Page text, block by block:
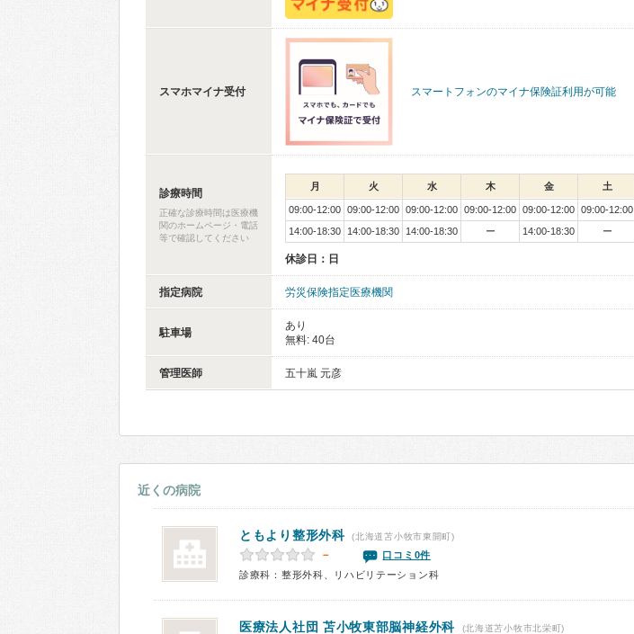
スマホマイナ受付 スマートフォンのマイナ保険証利用が可能
診療時間
正確な診療時間は医療機
関のホームページ・電話
等で確認してください
月 火 水 木 金 土
09:00-12:00 09:00-12:00 09:00-12:00 09:00-12:00 09:00-12:00 09:00-12:00
14:00-18:30
14:00-18:30 14:00-18:30 ー 14:00-18:30 ー
休診日：日
指定病院 労災保険指定医療機関
駐車場
あり
無料: 40台
管理医師 五十嵐 元彦
近くの病院
ともより整形外科 (北海道苫小牧市東開町)
－
口コミ0件
診療科：整形外科、リハビリテーション科
医療法人社団 苫小牧東部脳神経外科 (北海道苫小牧市北栄町)